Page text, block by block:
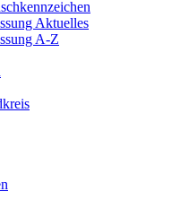
Aktuelles
A-Z